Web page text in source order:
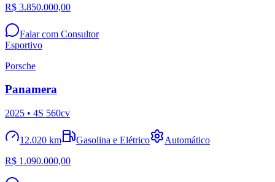
R$ 3.850.000,00
Falar com Consultor
Esportivo
Porsche
Panamera
2025 • 4S 560cv
12.020 km Gasolina e Elétrico
Automático
R$ 1.090.000,00